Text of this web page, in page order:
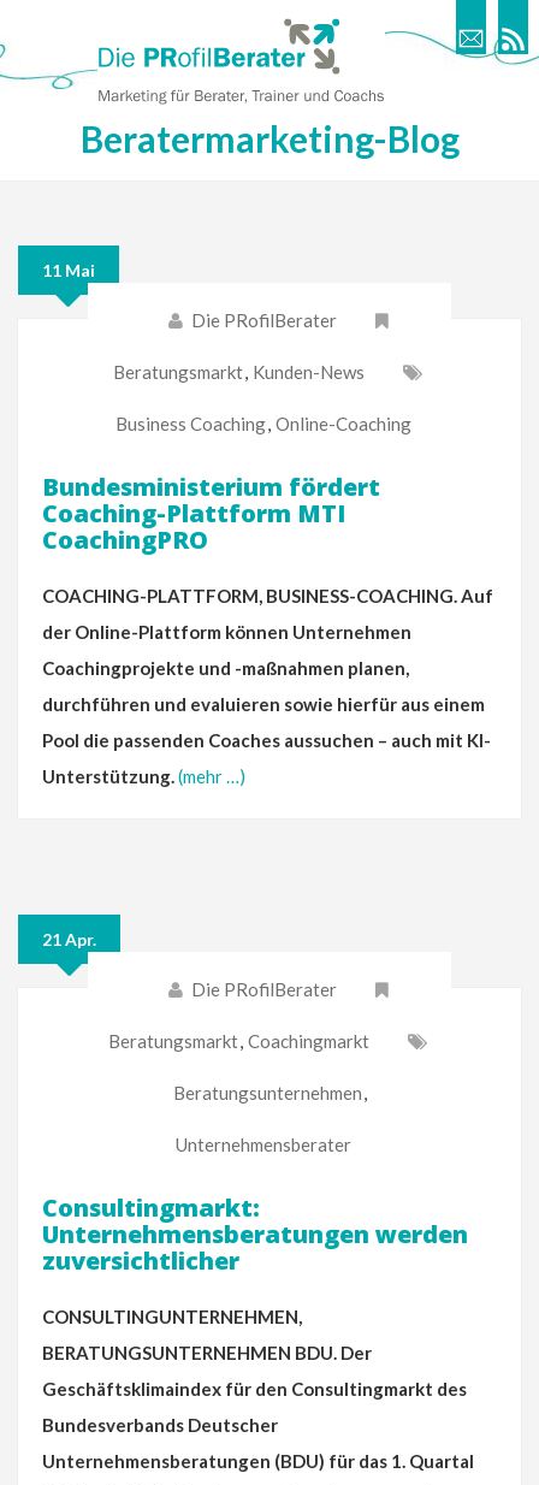
Beratermarketing-Blog
11 Mai
Die PRofilBerater
Beratungsmarkt, Kunden-News
Business Coaching, Online-Coaching
Bundesministerium fördert
Coaching-Plattform MTI
CoachingPRO
COACHING-PLATTFORM, BUSINESS-COACHING. Auf
der Online-Plattform können Unternehmen
Coachingprojekte und -maßnahmen planen,
durchführen und evaluieren sowie hierfür aus einem
Pool die passenden Coaches aussuchen – auch mit KI-
Unterstützung.(mehr …)
21 Apr.
Die PRofilBerater
Beratungsmarkt, Coachingmarkt
Beratungsunternehmen,
Unternehmensberater
Consultingmarkt:
Unternehmensberatungen werden
zuversichtlicher
CONSULTINGUNTERNEHMEN,
BERATUNGSUNTERNEHMEN BDU. Der
Geschäftsklimaindex für den Consultingmarkt des
Bundesverbands Deutscher
Unternehmensberatungen (BDU) für das 1. Quartal